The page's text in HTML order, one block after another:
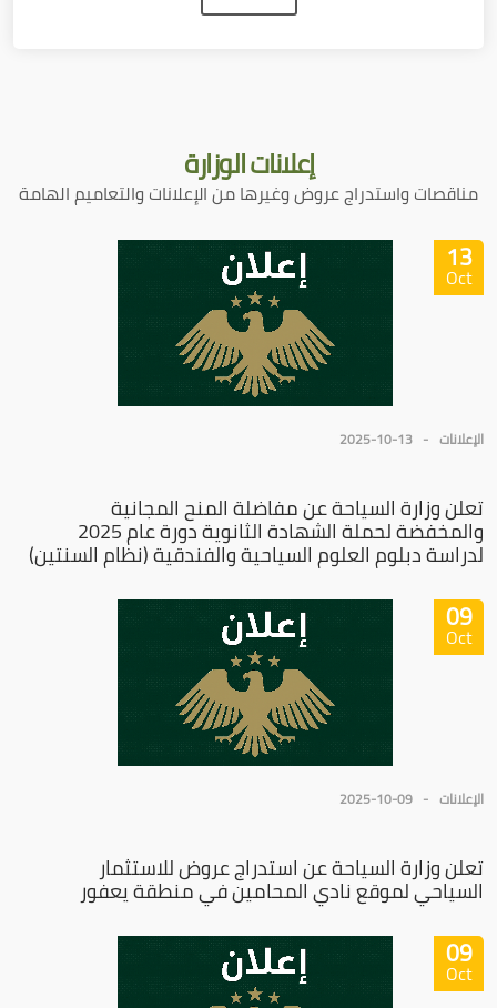
إعلاناتالوزارة
مناقصات واستدراج عروض وغيرها من الإعلانات والتعاميم الهامة
13
Oct
الإعلانات 2025-10-13
تعلن وزارة السياحة عن مفاضلة المنح المجانية
والمخفضة لحملة الشهادة الثانوية دورة عام 2025
لدراسة دبلوم العلوم السياحية والفندقية (نظام السنتين)
09
Oct
الإعلانات 2025-10-09
تعلن وزارة السياحة عن استدراج عروض للاستثمار
السياحي لموقع نادي المحامين في منطقة يعفور
09
Oct